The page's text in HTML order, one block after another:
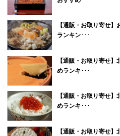
【通販・お取り寄せ
ランキン･･･
【通販・お取り寄せ
めランキ･･･
【通販・お取り寄せ
めランキ･･･
【通販・お取り寄せ